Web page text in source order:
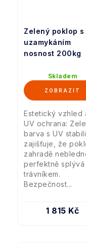
Zelený poklop s
uzamykáním
nosnost 200kg
Skladem
1 815 Kč
Estetický vzhled
UV ochrana:
barva s UV
zajišťuje, že
zahradě
perfektně splývá
trávníkem.
Bezpečnost...